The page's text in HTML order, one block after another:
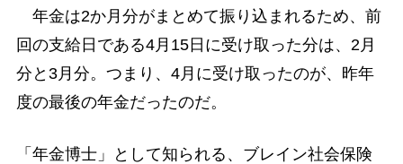
年金は2か月分がまとめて振り込まれるため、前
回の支給日である4月15日に受け取った分は、2月
分と3月分。つまり、4月に受け取ったのが、昨年
度の最後の年金だったのだ。
「年金博士」として知られる、ブレイン社会保険